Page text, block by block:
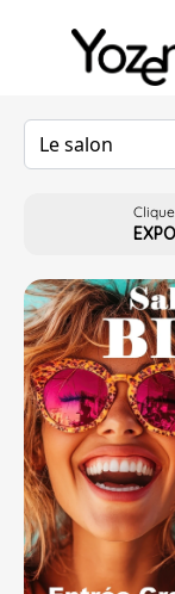
Yozenco -